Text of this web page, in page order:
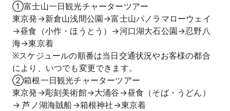
①富士山一日観光チャーターツアー
東京発→新倉山浅間公園→富士山パノラマローウェイ
→昼食（小作・ほうとう）→河口湖大石公園→忍野八
海→東京着
※スケジュールの順番は当日交通状況やお客様の都合
により、いつでも変更できます。
②箱根一日観光チャーターツアー
東京発→彫刻美術館→大涌谷→昼食（そば・うどん）
→ 芦ノ湖海賊船→箱根神社→東京着